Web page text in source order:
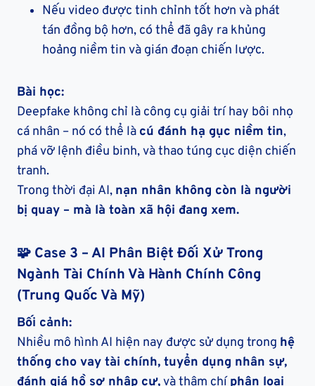
Nếu video được tinh chỉnh tốt hơn và phát
tán đồng bộ hơn, có thể đã gây ra khủng
hoảng niềm tin và gián đoạn chiến lược.
Bài học:
Deepfake không chỉ là công cụ giải trí hay bôi nhọ
cá nhân – nó có thể là cú đánh hạ gục niềm tin,
phá vỡ lệnh điều binh, và thao túng cục diện chiến
tranh.
Trong thời đại AI, nạn nhân không còn là người
bị quay – mà là toàn xã hội đang xem.
🧩 Case 3 – AI Phân Biệt Đối Xử Trong
Ngành Tài Chính Và Hành Chính Công
(Trung Quốc Và Mỹ)
Bối cảnh:
Nhiều mô hình AI hiện nay được sử dụng trong hệ
thống cho vay tài chính, tuyển dụng nhân sự,
đánh giá hồ sơ nhập cư,và thậm chíphân loại